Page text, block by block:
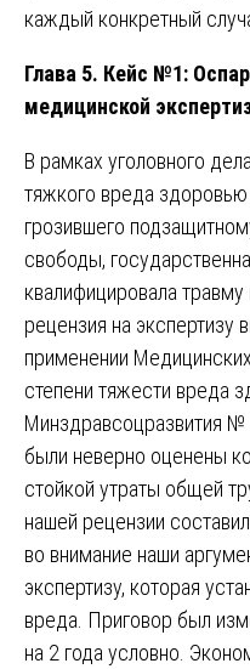
каждый конкретный
Глава 5. Кейс №1:
медицинской
В рамках уголовного
тяжкого вреда
грозившего
свободы,
квалифицировала
рецензия на экспертизу
применении
степени тяжести вреда
Минздравсоцразвития №
были неверно оценены
стойкой утраты общей
нашей рецензии
во внимание наши
экспертизу, которая
вреда. Приговор был
на 2 года условно.